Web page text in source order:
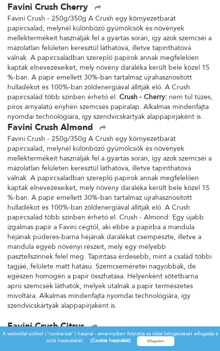
Favini Crush Cherry
Favini Crush - 250g/350g A Crush egy környezetbarát
papírcsalád, melynél különböző gyümölcsök és növények
melléktermékeit használják fel a gyártás során, így azok szemcséi a
mázolatlan felületen keresztül láthatóvá, illetve tapinthatóvá
válnak. A papírcsaládban szereplő papírok annak megfelelően
kapták elnevezéseiket, mely növény daráléka került bele közel 15
%-ban. A papír emellett 30%-ban tartalmaz újrahasznosított
hulladékot és 100%-ban zöldenergiával állítják elő. A Crush
papírcsalád több színben érhető el. Crush - Cherry: nem túl tüzes,
piros árnyalatú enyhén szemcsés papíralap. Alkalmas mindenfajta
nyomdai technológiára, így szendvicskártyák alappapírjaként is.
Favini Crush Almond
Favini Crush - 250g/350g A Crush egy környezetbarát
papírcsalád, melynél különböző gyümölcsök és növények
melléktermékeit használják fel a gyártás során, így azok szemcséi a
mázolatlan felületen keresztül láthatóvá, illetve tapinthatóvá
válnak. A papírcsaládban szereplő papírok annak megfelelően
kapták elnevezéseiket, mely növény daráléka került bele közel 15
%-ban. A papír emellett 30%-ban tartalmaz újrahasznosított
hulladékot és 100%-ban zöldenergiával állítják elő. A Crush
papírcsalád több színben érhető el. Crush - Almond: Egy újabb
izgalmas papír a Favini cégtől, aki ebbe a papírba a mandula
héjának púderes-barna héjának darálékat csempészte, illetve a
mandula egyéb növényi részeit, mely egy mélyebb
pasztellszínnek felel meg. Tapintása érdesebb, mint a család többi
tagjáé, felülete matt hatású. Szemcseméretei nagyobbak, de
egészen homogén a papír összhatása. Helyenként sötétbarna
apró szemcsék láthatók, melyek utalnak a papír természetes
mivoltára. Alkalmas mindenfajta nyomdai technológiára, így
szendvicskártyák alappapírjaként is.
Favini Crush Citrus
Favini Crush - 250g/350g A Crush egy környezetbarát
papírcsalád, melynél különböző gyümölcsök és növények
A weboldal sütiket ("cookie-kat") használ - amennyiben folytatja az oldal böngészését elfogadja a
sütik használatát.
(Cookie használat)